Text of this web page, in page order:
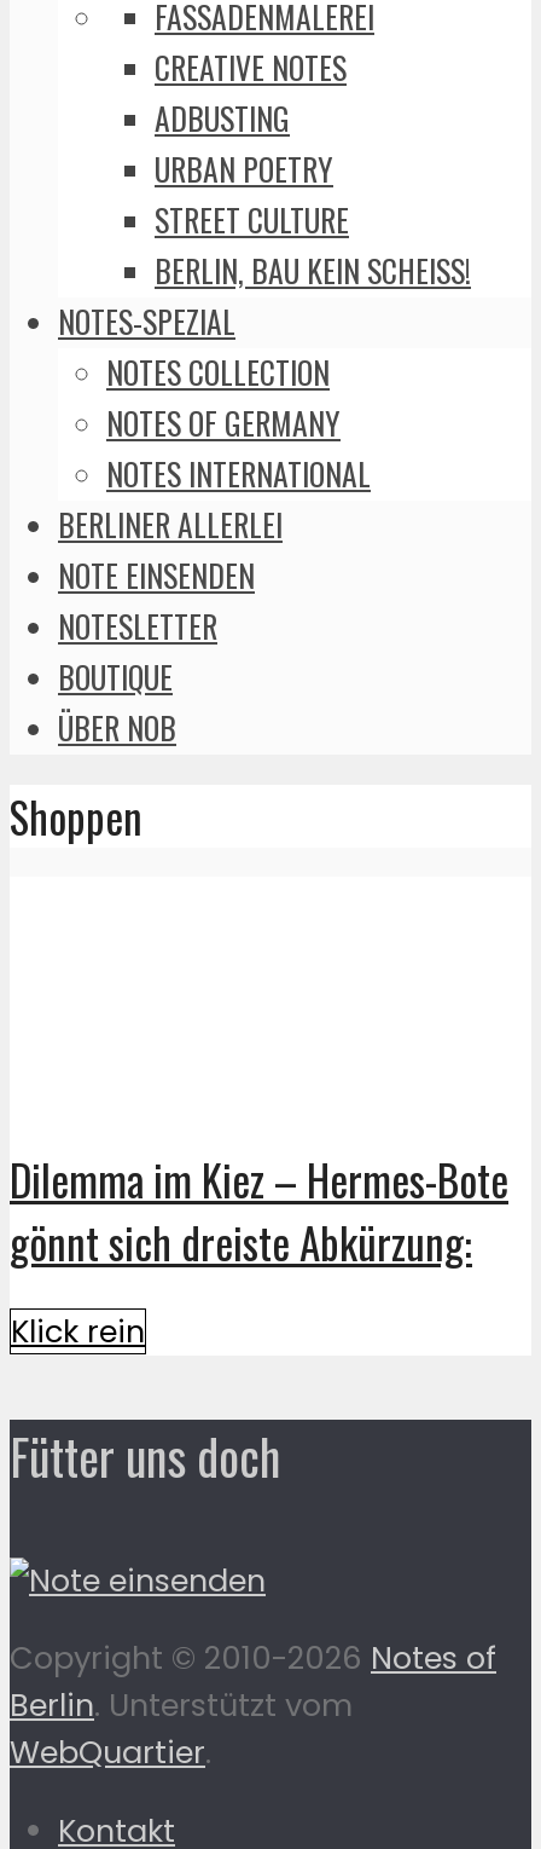
FASSADENMALEREI
CREATIVE NOTES
ADBUSTING
URBAN POETRY
STREET CULTURE
BERLIN, BAU KEIN SCHEISS!
NOTES-SPEZIAL
NOTES COLLECTION
NOTES OF GERMANY
NOTES INTERNATIONAL
BERLINER ALLERLEI
NOTE EINSENDEN
NOTESLETTER
BOUTIQUE
ÜBER NOB
Shoppen
Dilemma im Kiez – Hermes-Bote
gönnt sich dreiste Abkürzung:
Klick rein
Fütter uns doch
Copyright © 2010-2026 Notes of
Berlin. Unterstützt vom
WebQuartier.
Kontakt